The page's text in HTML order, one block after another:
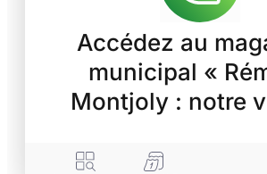
Accédez au
municipal «
Montjoly : notre